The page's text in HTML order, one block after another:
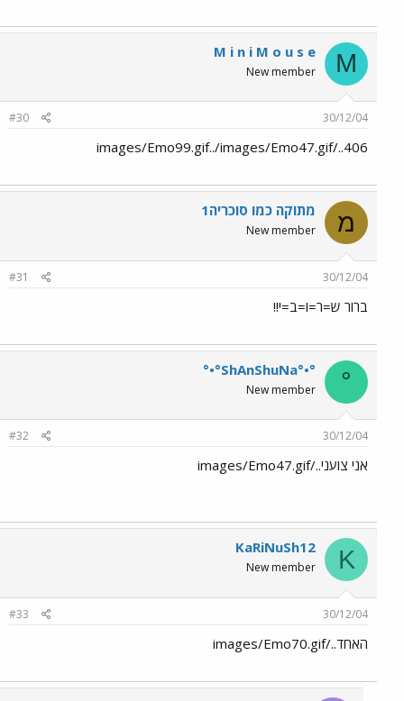
M
M i n i M o u s e
New member
30/12/04
#30
406../images/Emo99.gif../images/Emo47.gif
מ מתוקה כמו סוכריה1
New member
30/12/04
#31
ברור ש=ר=ו=ב=י!!
°
°•°ShAnShuNa°•°
New member
30/12/04
#32
אני צועני../images/Emo47.gif
K
KaRiNuSh12
New member
30/12/04
#33
האחד../images/Emo70.gif